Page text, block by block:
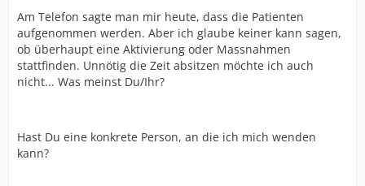
Am Telefon sagte man mir heute, dass die Patienten
aufgenommen werden. Aber ich glaube keiner kann sagen,
ob überhaupt eine Aktivierung oder Massnahmen
stattfinden. Unnötig die Zeit absitzen möchte ich auch
nicht... Was meinst Du/Ihr?
Hast Du eine konkrete Person, an die ich mich wenden
kann?